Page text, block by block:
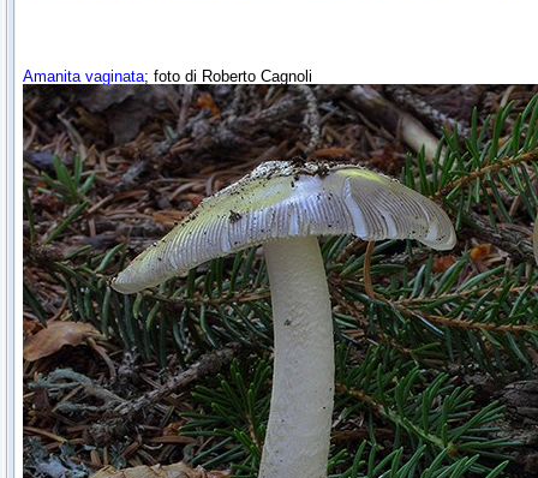
Amanita vaginata; foto di Roberto Cagnoli